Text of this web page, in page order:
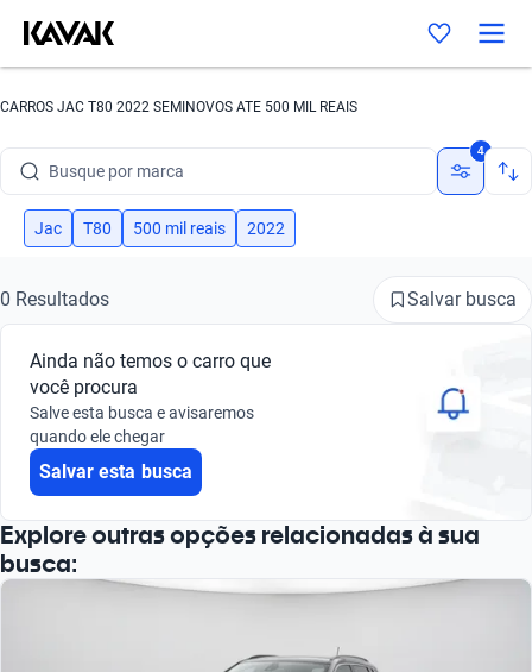
CARROS JAC T80 2022 SEMINOVOS ATE 500 MIL REAIS
Busque por marca
Busque por modelo
Busque por ano
Busque por marca
Busque por modelo
Busque por ano
4
Jac T80 500 mil reais 2022
0 Resultados Salvar busca
Ainda não temos o carro que
você procura
Salve esta busca e avisaremos
quando ele chegar
Salvar esta busca
Explore outras opções relacionadas à sua
busca: